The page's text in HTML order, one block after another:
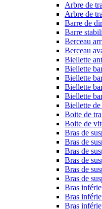
Arbre de
Arbre de
Barre de
Barre
Berceau
Berceau
Biellette
Biellette
Biellette
Biellette
Biellette
Biellette de
Boite de
Boite de
Bras de
Bras de
Bras de
Bras de
Bras de
Bras de
Bras
Bras
Bras